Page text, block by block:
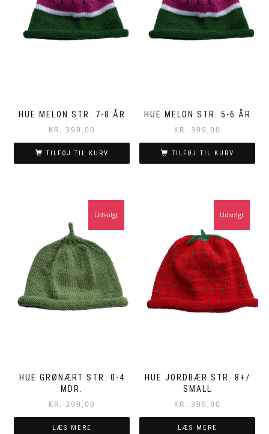
HUE MELON STR. 7-8 ÅR
KR. 399,00
TILFØJ TIL KURV
HUE MELON STR. 5-6 ÅR
KR. 399,00
TILFØJ TIL KURV
HUE GRØNÆRT STR. 0-4
MDR.
KR. 399,00
Udsolgt
LÆS MERE
HUE JORDBÆR STR. 8+/
SMALL
KR. 399,00
Udsolgt
LÆS MERE